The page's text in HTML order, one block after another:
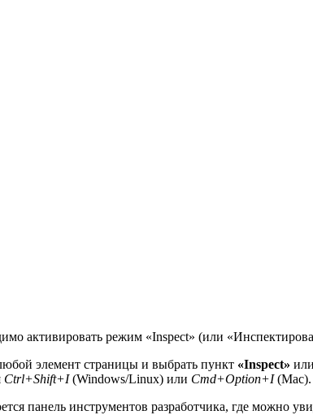
активировать режим «Inspect» (или
элемент страницы и выбрать пункт «Inspect» или
Ctrl+Shift+I(Windows/Linux) или Cmd+Option+I(Mac).
панель инструментов разработчика, где можно